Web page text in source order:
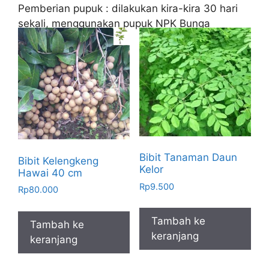
Pemberian pupuk : dilakukan kira-kira 30 hari
sekali, menggunakan pupuk NPK Bunga
Bibit Kelengkeng
Hawai 40 cm
Rp80.000
Tambah ke
keranjang
Bibit Tanaman Daun
Kelor
Rp9.500
Tambah ke
keranjang